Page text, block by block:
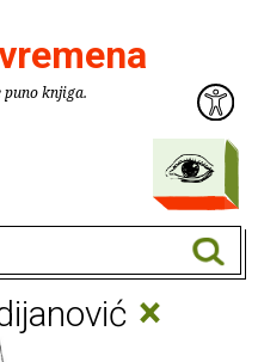
puno knjiga.
×